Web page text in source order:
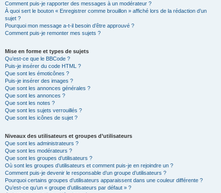
Comment puis-je rapporter des messages à un modérateur ?
À quoi sert le bouton « Enregistrer comme brouillon » affiché lors de la rédaction d’un
sujet ?
Pourquoi mon message a-t-il besoin d’être approuvé ?
Comment puis-je remonter mes sujets ?
Mise en forme et types de sujets
Qu’est-ce que le BBCode ?
Puis-je insérer du code HTML ?
Que sont les émoticônes ?
Puis-je insérer des images ?
Que sont les annonces générales ?
Que sont les annonces ?
Que sont les notes ?
Que sont les sujets verrouillés ?
Que sont les icônes de sujet ?
Niveaux des utilisateurs et groupes d’utilisateurs
Que sont les administrateurs ?
Que sont les modérateurs ?
Que sont les groupes d’utilisateurs ?
Où sont les groupes d’utilisateurs et comment puis-je en rejoindre un ?
Comment puis-je devenir le responsable d’un groupe d’utilisateurs ?
Pourquoi certains groupes d’utilisateurs apparaissent dans une couleur différente ?
Qu’est-ce qu’un « groupe d’utilisateurs par défaut » ?